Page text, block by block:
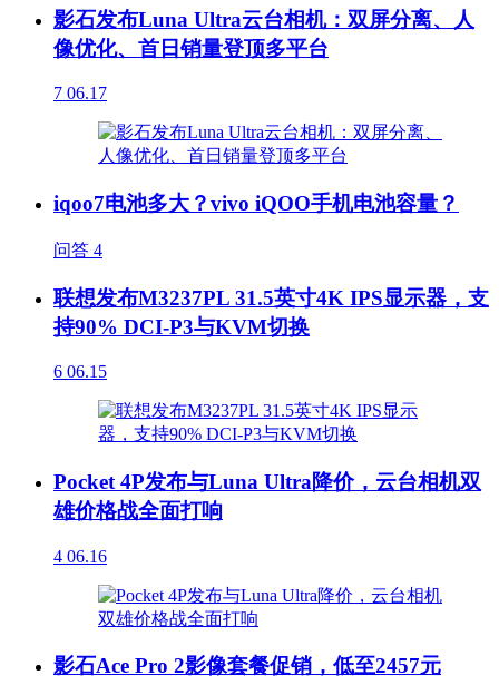
影石发布Luna Ultra云台相机：双屏分离、人
像优化、首日销量登顶多平台
7 06.17
iqoo7电池多大？vivo iQOO手机电池容量？
问答 4
联想发布M3237PL 31.5英寸4K IPS显示器，支
持90% DCI-P3与KVM切换
6 06.15
Pocket 4P发布与Luna Ultra降价，云台相机双
雄价格战全面打响
4 06.16
影石Ace Pro 2影像套餐促销，低至2457元